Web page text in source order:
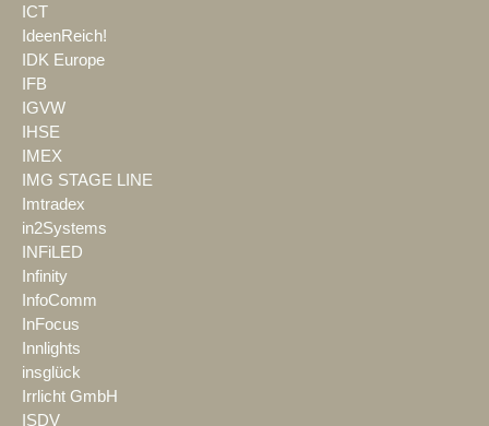
ICT
IdeenReich!
IDK Europe
IFB
IGVW
IHSE
IMEX
IMG STAGE LINE
Imtradex
in2Systems
INFiLED
Infinity
InfoComm
InFocus
Innlights
insglück
Irrlicht GmbH
ISDV